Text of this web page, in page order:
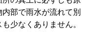
部で雨水が流れて別
少なくありません。